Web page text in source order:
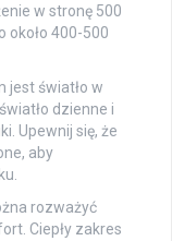
w stronę 500
około 400-500
jest światło w
dzienne i
Upewnij się, że
aby
rozważyć
Ciepły zakres